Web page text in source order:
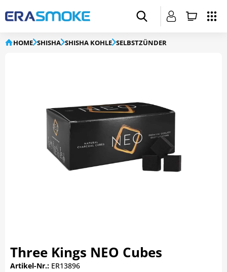
HOME SHISHA SHISHA KOHLE SELBSTZÜNDER
Three Kings NEO Cubes
Artikel-Nr.: ER13896